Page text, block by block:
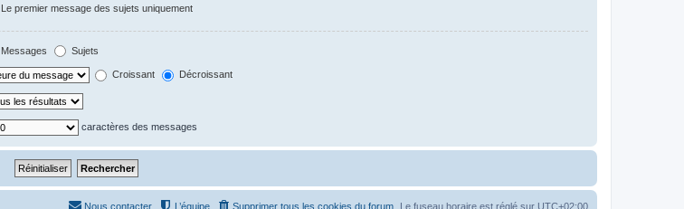
Le premier message des sujets uniquement
Messages Sujets
Croissant Décroissant
caractères des messages
Le fuseau horaire est réglé sur UTC+02:00
Supprimer tous les cookies du forum
L’équipe
Nous contacter